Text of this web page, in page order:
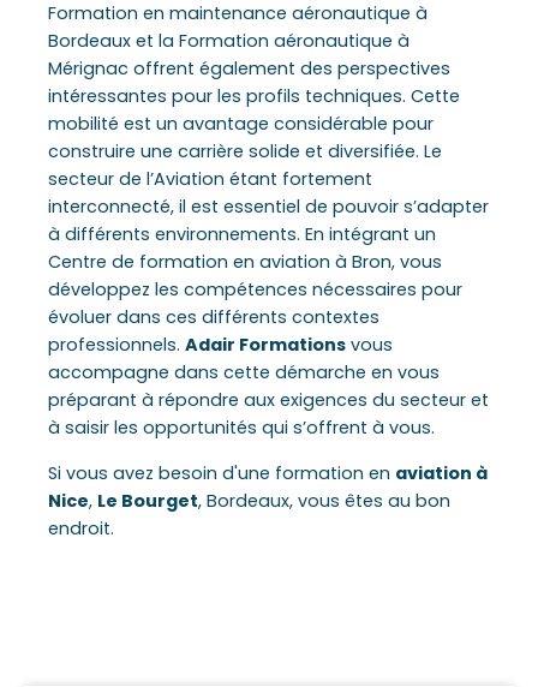
Formation en maintenance aéronautique à
Bordeaux et la Formation aéronautique à
Mérignac offrent également des perspectives
intéressantes pour les profils techniques. Cette
mobilité est un avantage considérable pour
construire une carrière solide et diversifiée. Le
secteur de l’Aviation étant fortement
interconnecté, il est essentiel de pouvoir s’adapter
à différents environnements. En intégrant un
Centre de formation en aviation à Bron, vous
développez les compétences nécessaires pour
évoluer dans ces différents contextes
professionnels. Adair Formations vous
accompagne dans cette démarche en vous
préparant à répondre aux exigences du secteur et
à saisir les opportunités qui s’offrent à vous.
Si vous avez besoin d'une formation en aviation à
Nice, Le Bourget, Bordeaux, vous êtes au bon
endroit.